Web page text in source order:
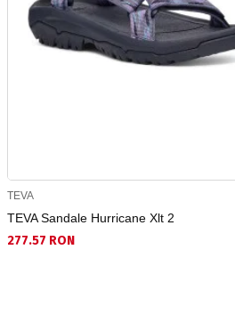
TEVA
TEVA Sandale Hurricane Xlt 2
277.57 RON